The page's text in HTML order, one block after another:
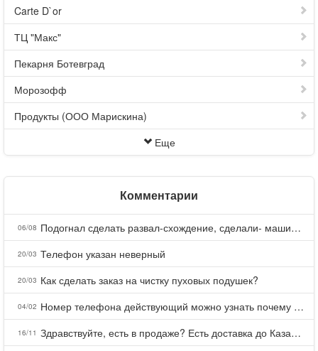
Carte D`or
ТЦ "Макс"
Пекарня Ботевград
Морозофф
Продукты (ООО Марискина)
Еще
Комментарии
06/08 Подогнал сделать развал-схождение, сделали- машина уходит на право и колеса проверил все хорошо с атмосферами ужас как можно делать авто, не ужели не берегут свою репутацию, не советую.
20/03 Телефон указан неверный
20/03 Как сделать заказ на чистку пуховых подушек?
04/02 Номер телефона действующий можно узнать почему номер неправельный
16/11 Здравствуйте, есть в продаже? Есть доставка до Казани?